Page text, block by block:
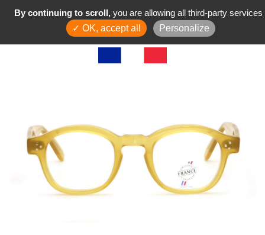
By continuing to scroll, you are allowing all third-party services
✓ OK, accept all
Personalize